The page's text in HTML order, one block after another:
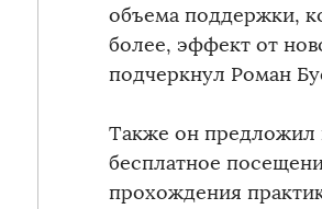
объема поддержки,
более, эффект от
подчеркнул Роман
Также он предложил
бесплатное
прохождения